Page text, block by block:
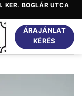
KER. BOGLÁR UTCA
ÁRAJÁNLAT
KÉRÉS